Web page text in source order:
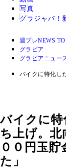
写真
グラジャパ！
週プレNEWS
グラビア
グラビアニュー
バイクに特化し
バイクに特
ち上げ。北
００円玉
た」